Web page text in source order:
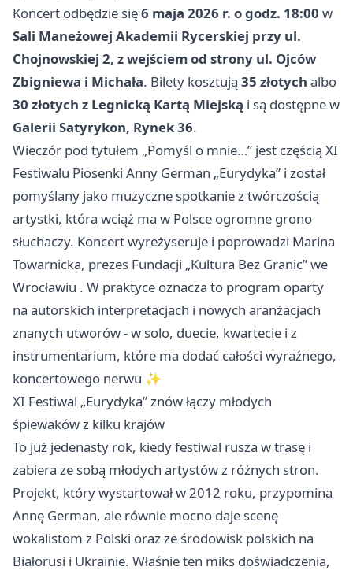
Koncert odbędzie się6 maja 2026 r. o godz. 18:00 w
Sali Maneżowej Akademii Rycerskiej przy ul.
Chojnowskiej 2, z wejściem od strony ul. Ojców
Zbigniewa i Michała. Bilety kosztują 35 złotych albo
30 złotych z Legnicką Kartą Miejską i są dostępne w
Galerii Satyrykon, Rynek 36.
Wieczór pod tytułem „Pomyśl o mnie…” jest częścią XI
Festiwalu Piosenki Anny German „Eurydyka” i został
pomyślany jako muzyczne spotkanie z twórczością
artystki, która wciąż ma w Polsce ogromne grono
słuchaczy. Koncert wyreżyseruje i poprowadzi Marina
Towarnicka, prezes Fundacji „Kultura Bez Granic” we
Wrocławiu . W praktyce oznacza to program oparty
na autorskich interpretacjach i nowych aranżacjach
znanych utworów - w solo, duecie, kwartecie i z
instrumentarium, które ma dodać całości wyraźnego,
koncertowego nerwu ✨
XI Festiwal „Eurydyka” znów łączy młodych
śpiewaków z kilku krajów
To już jedenasty rok, kiedy festiwal rusza w trasę i
zabiera ze sobą młodych artystów z różnych stron.
Projekt, który wystartował w 2012 roku, przypomina
Annę German, ale równie mocno daje scenę
wokalistom z Polski oraz ze środowisk polskich na
Białorusi i Ukrainie. Właśnie ten miks doświadczenia,